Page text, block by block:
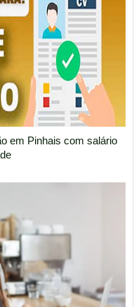
em Pinhais com salário